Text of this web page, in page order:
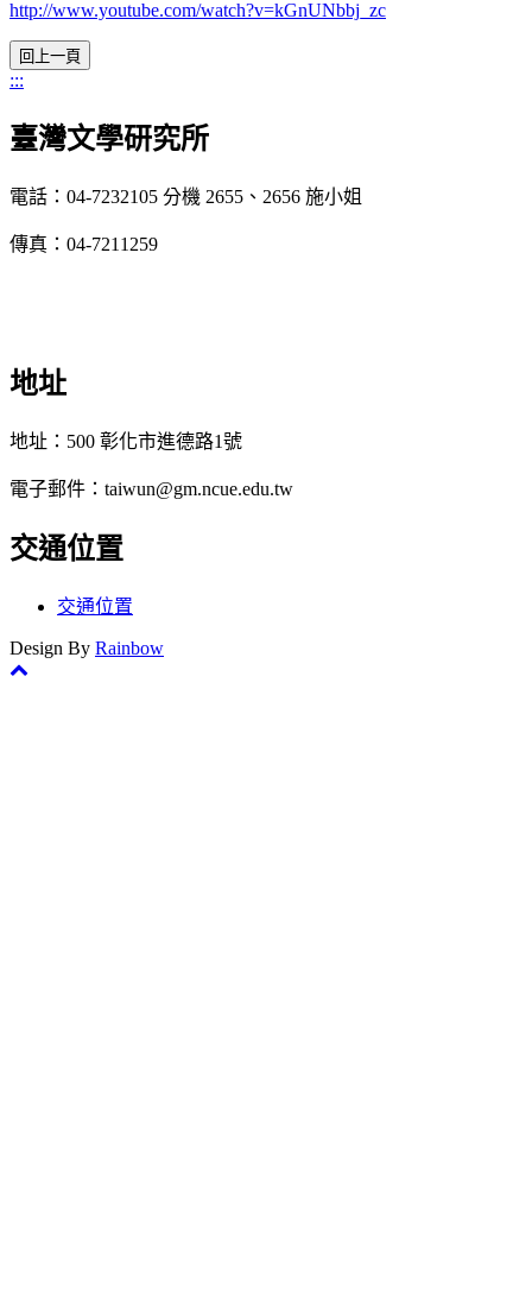
http://www.youtube.com/watch?v=kGnUNbbj_zc
:::
臺灣文學研究所
電話：04-7232105 分機 2655、2656 施小姐
傳真：04-7211259
地址
地址：500 彰化市進德路1號
電子郵件：taiwun@gm.ncue.edu.tw
交通位置
交通位置
Design By Rainbow